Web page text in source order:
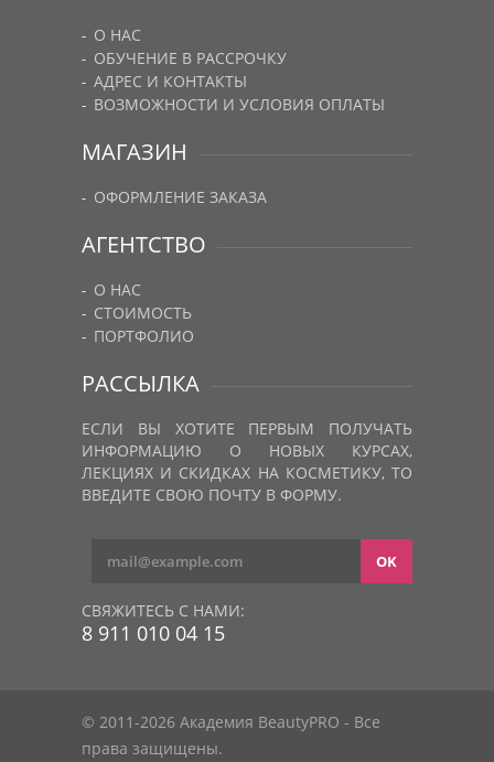
О НАС
ОБУЧЕНИЕ В РАССРОЧКУ
АДРЕС И КОНТАКТЫ
ВОЗМОЖНОСТИ И УСЛОВИЯ ОПЛАТЫ
МАГАЗИН
ОФОРМЛЕНИЕ ЗАКАЗА
АГЕНТСТВО
О НАС
СТОИМОСТЬ
ПОРТФОЛИО
РАССЫЛКА
ЕСЛИ ВЫ ХОТИТЕ ПЕРВЫМ ПОЛУЧАТЬ
ИНФОРМАЦИЮ О НОВЫХ КУРСАХ,
ЛЕКЦИЯХ И СКИДКАХ НА КОСМЕТИКУ, ТО
ВВЕДИТЕ СВОЮ ПОЧТУ В ФОРМУ.
СВЯЖИТЕСЬ С НАМИ:
8 911 010 04 15
© 2011-2026 Академия BeautyPRO - Все
права защищены.